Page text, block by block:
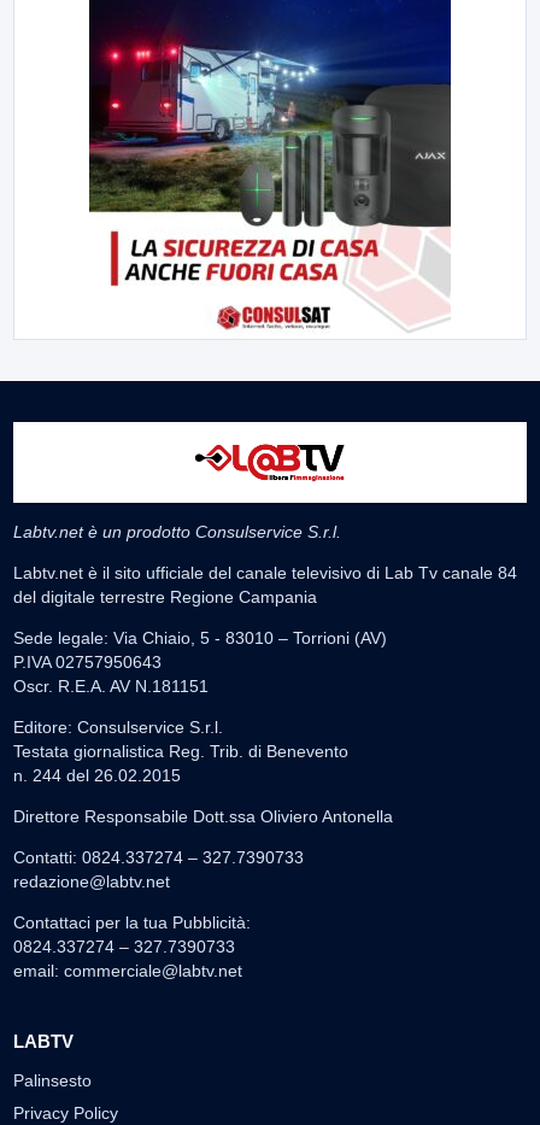
Labtv.net è un prodotto Consulservice S.r.l.
Labtv.net è il sito ufficiale del canale televisivo di Lab Tv canale 84
del digitale terrestre Regione Campania
Sede legale: Via Chiaio, 5 - 83010 – Torrioni (AV)
P.IVA 02757950643
Oscr. R.E.A. AV N.181151
Editore: Consulservice S.r.l.
Testata giornalistica Reg. Trib. di Benevento
n. 244 del 26.02.2015
Direttore Responsabile Dott.ssa Oliviero Antonella
Contatti: 0824.337274 – 327.7390733
redazione@labtv.net
Contattaci per la tua Pubblicità:
0824.337274 – 327.7390733
email: commerciale@labtv.net
LABTV
Palinsesto
Privacy Policy